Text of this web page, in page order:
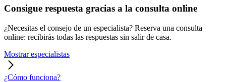
Consigue respuesta gracias a la consulta online
¿Necesitas el consejo de un especialista? Reserva una consulta
online: recibirás todas las respuestas sin salir de casa.
Mostrar especialistas
¿Cómo funciona?